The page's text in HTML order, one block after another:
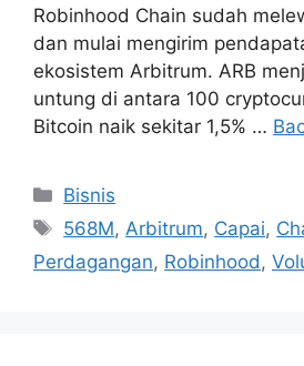
Robinhood Chain sudah
dan mulai mengirim
ekosistem Arbitrum. ARB
untung di antara 100
Bitcoin naik sekitar 1,5% …
Kategori
Bisnis
Tag
568M,Arbitrum, Capai,
Perdagangan, Robinhood,